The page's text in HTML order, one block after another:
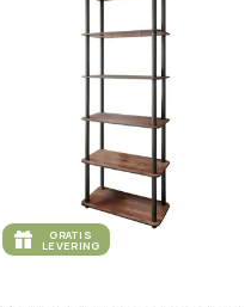
GRATIS
LEVERING